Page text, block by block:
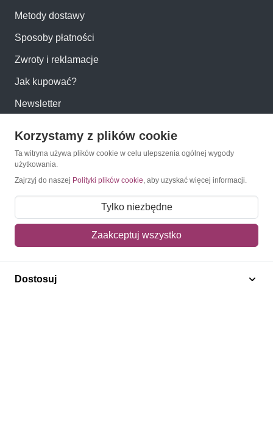
Metody dostawy
Sposoby płatności
Zwroty i reklamacje
Jak kupować?
Newsletter
Konto
Moje zamówienia
Mój koszyk
Polecamy
Korzystamy z plików cookie
Ta witryna używa plików cookie w celu ulepszenia ogólnej wygody
użytkowania.
Zajrzyj do naszej Polityki plików cookie, aby uzyskać więcej informacji.
Tylko niezbędne
Zaakceptuj wszystko
Dostosuj